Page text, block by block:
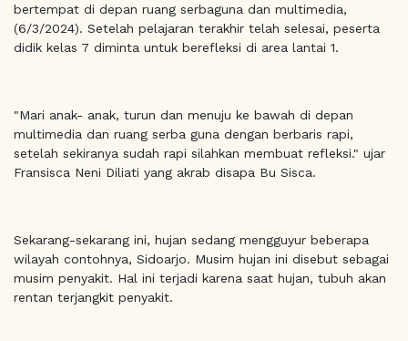
bertempat di depan ruang serbaguna dan multimedia,
(6/3/2024). Setelah pelajaran terakhir telah selesai, peserta
didik kelas 7 diminta untuk berefleksi di area lantai 1.
"Mari anak- anak, turun dan menuju ke bawah di depan
multimedia dan ruang serba guna dengan berbaris rapi,
setelah sekiranya sudah rapi silahkan membuat refleksi." ujar
Fransisca Neni Diliati yang akrab disapa Bu Sisca.
Sekarang-sekarang ini, hujan sedang mengguyur beberapa
wilayah contohnya, Sidoarjo. Musim hujan ini disebut sebagai
musim penyakit. Hal ini terjadi karena saat hujan, tubuh akan
rentan terjangkit penyakit.